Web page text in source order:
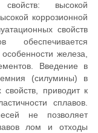
высокой
коррозионной
свойств
обеспечивается
железа,
Введение в
(силумины) в
приводит к
сплавов.
не позволяет
лом и отходы